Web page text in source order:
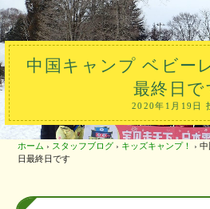
中国キャンプ ベビー
最終日で
2020年1月19日
ホーム › スタッフブログ › キッズキャンプ！ › 中
日最終日です